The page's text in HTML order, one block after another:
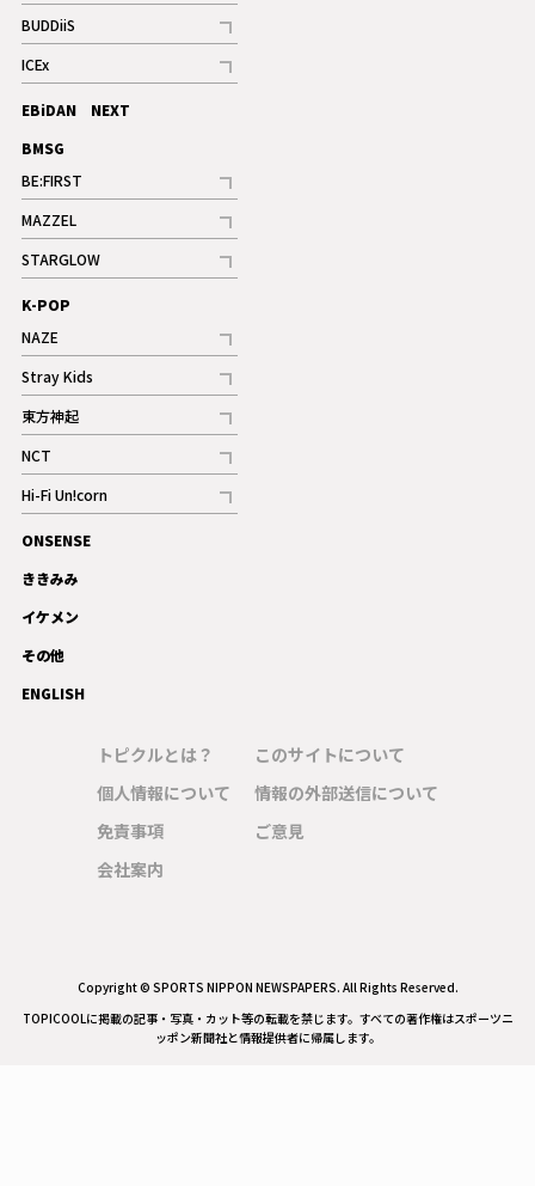
記事
BUDDiiS
記事
ICEx
記事
EBiDAN NEXT
BMSG
BE:FIRST
記事
ギャラリー
MAZZEL
記事
ギャラリー
STARGLOW
記事
K-POP
NAZE
記事
Stray Kids
記事
東方神起
記事
NCT
記事
Hi-Fi Un!corn
記事
ギャラリー
ONSENSE
ききみみ
イケメン
その他
ENGLISH
トピクルとは？
個人情報について
免責事項
会社案内
このサイトについて
情報の外部送信について
ご意見
Copyright © SPORTS NIPPON NEWSPAPERS. All Rights Reserved.
TOPICOOLに掲載の記事・写真・カット等の転載を禁じます。すべての著作権はスポーツニ
ッポン新聞社と情報提供者に帰属します。